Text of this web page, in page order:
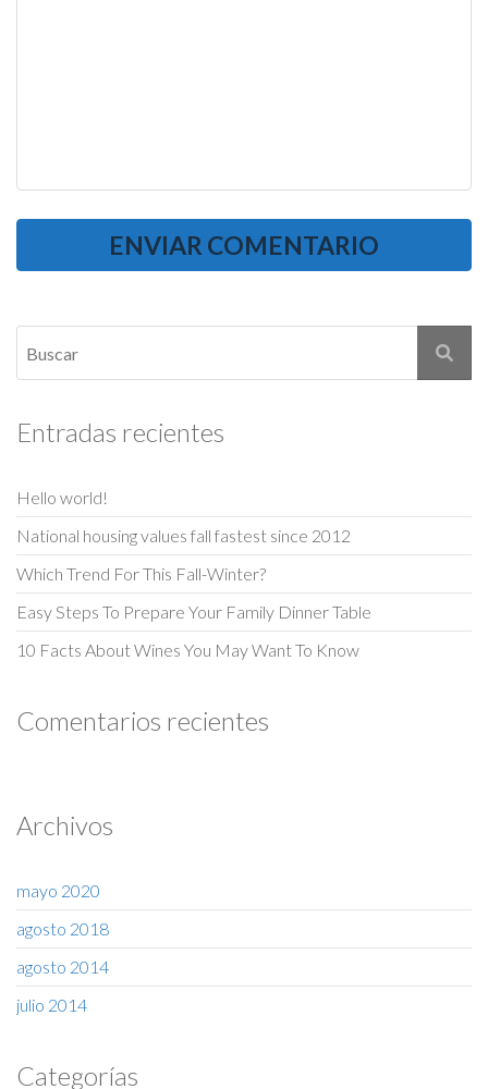
Entradas recientes
Hello world!
National housing values fall fastest since 2012
Which Trend For This Fall-Winter?
Easy Steps To Prepare Your Family Dinner Table
10 Facts About Wines You May Want To Know
Comentarios recientes
Archivos
mayo 2020
agosto 2018
agosto 2014
julio 2014
Categorías